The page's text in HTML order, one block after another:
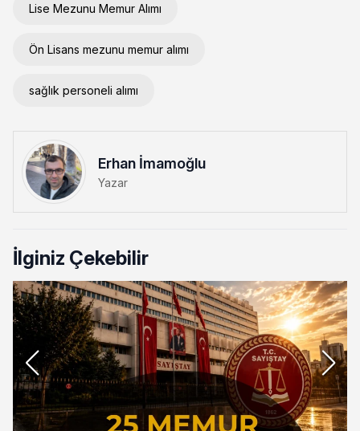
Lise Mezunu Memur Alımı
Ön Lisans mezunu memur alımı
sağlık personeli alımı
Erhan İmamoğlu
Yazar
İlginiz Çekebilir